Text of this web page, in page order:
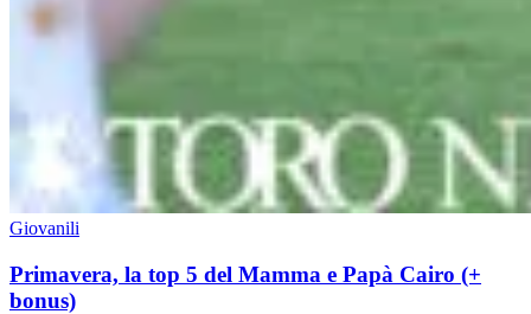
Giovanili
Primavera, la top 5 del Mamma e Papà Cairo (+
bonus)